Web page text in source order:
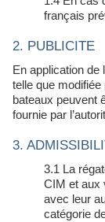
français
2. PUBLICITE
En application de la Régulation 20 de l’ISAF (Code de Publicité),
telle que
bateaux peuvent
fournie par
3.
3.1 La régate est ouverte aux voiliers de tradition jaugés
CIM et aux
avec leur
catégorie